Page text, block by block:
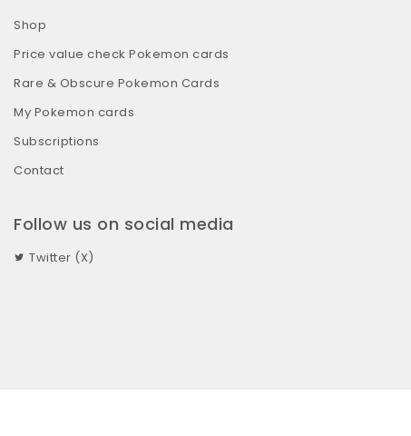
Shop
Price value check Pokemon cards
Rare & Obscure Pokemon Cards
My Pokemon cards
Subscriptions
Contact
Follow us on social media
Twitter (X)